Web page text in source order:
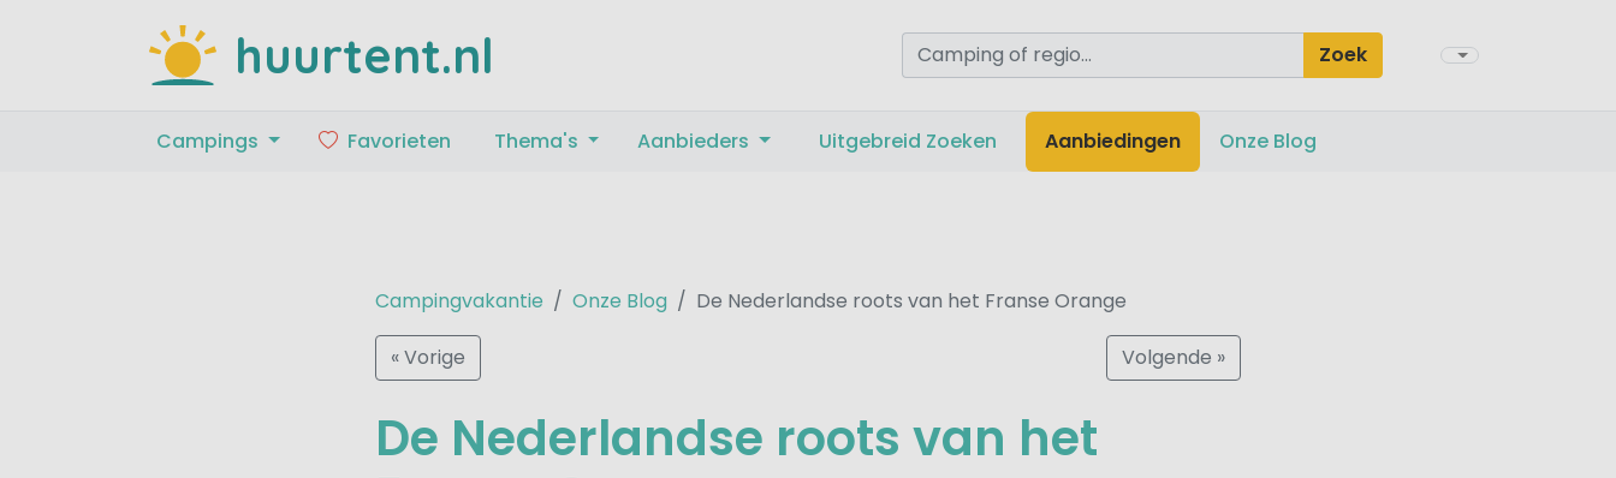
huurtent.nl Zoek
Campings Favorieten Thema's Aanbieders Uitgebreid Zoeken Aanbiedingen Onze Blog
Campingvakantie Onze Blog De Nederlandse roots van het Franse Orange
« Vorige Volgende »
De Nederlandse roots van het